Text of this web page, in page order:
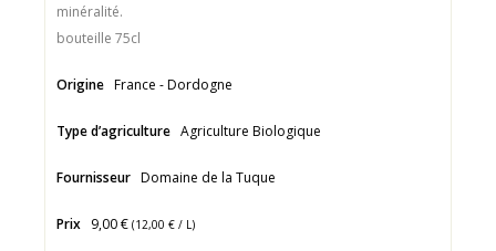
minéralité.
bouteille 75cl
Origine France - Dordogne
Type d’agriculture Agriculture Biologique
Fournisseur Domaine de la Tuque
Prix 9,00 € (12,00 € / L)